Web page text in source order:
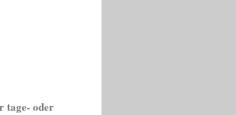
tage- oder